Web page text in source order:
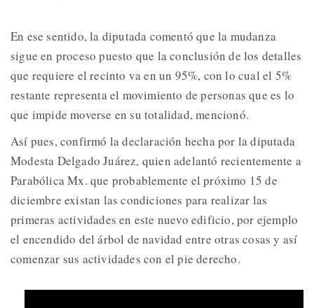
En ese sentido, la diputada comentó que la mudanza
sigue en proceso puesto que la conclusión de los detalles
que requiere el recinto va en un 95%, con lo cual el 5%
restante representa el movimiento de personas que es lo
que impide moverse en su totalidad, mencionó.
Así pues, confirmó la declaración hecha por la diputada
Modesta Delgado Juárez, quien adelantó recientemente a
Parabólica Mx. que probablemente el próximo 15 de
diciembre existan las condiciones para realizar las
primeras actividades en este nuevo edificio, por ejemplo
el encendido del árbol de navidad entre otras cosas y así
comenzar sus actividades con el pie derecho.